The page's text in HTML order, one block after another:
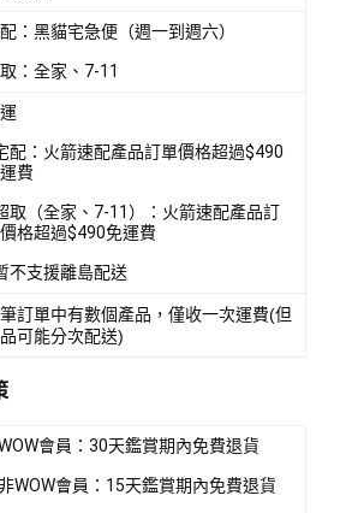
：黑貓宅急便（週一到週六）
：全家、7-11
配：火箭速配產品訂單價格超過$490
費
取（全家、7-11）：火箭速配產品訂
格超過$490免運費
不支援離島配送
訂單中有數個產品，僅收一次運費(但
可能分次配送)
會員：30天鑑賞期內免費退貨
WOW會員：15天鑑賞期內免費退貨